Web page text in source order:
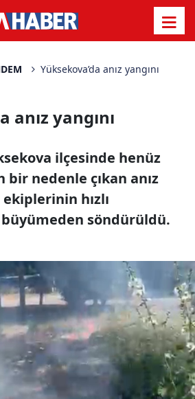
Yüksekova’da anız yangını
anız yangını
ilçesinde henüz
nedenle çıkan anız
hızlı
söndürüldü.